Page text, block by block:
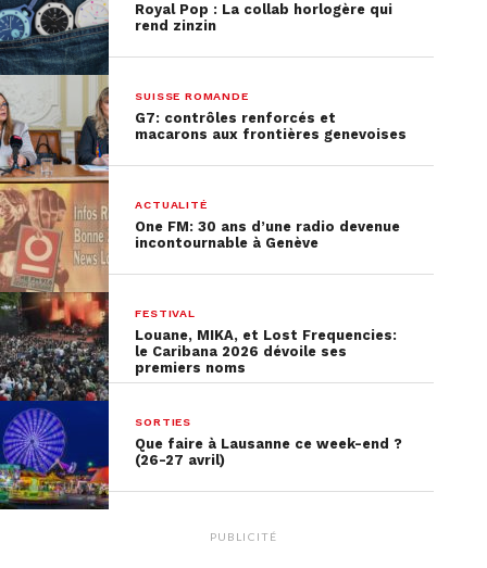
Royal Pop : La collab horlogère qui
rend zinzin
SUISSE ROMANDE
G7: contrôles renforcés et
macarons aux frontières genevoises
ACTUALITÉ
One FM: 30 ans d’une radio devenue
incontournable à Genève
FESTIVAL
Louane, MIKA, et Lost Frequencies:
le Caribana 2026 dévoile ses
premiers noms
SORTIES
Que faire à Lausanne ce week-end ?
(26-27 avril)
PUBLICITÉ